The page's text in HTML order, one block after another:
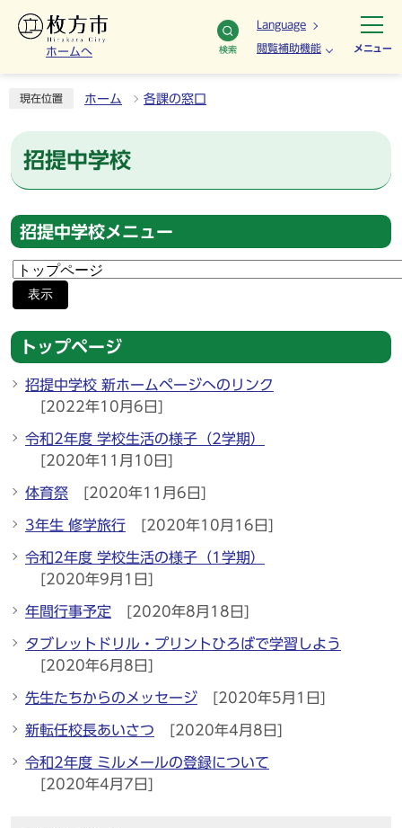
ホームへ 検索
Language
閲覧補助機能 メニュー
現在位置 ホーム 各課の窓口
招提中学校
招提中学校メニュー
表示
トップページ
招提中学校 新ホームページへのリンク
[2022年10月6日]
令和2年度 学校生活の様子（2学期）
[2020年11月10日]
体育祭 [2020年11月6日]
3年生 修学旅行 [2020年10月16日]
令和2年度 学校生活の様子（1学期）
[2020年9月1日]
年間行事予定 [2020年8月18日]
タブレットドリル・プリントひろばで学習しよう
[2020年6月8日]
先生たちからのメッセージ [2020年5月1日]
新転任校長あいさつ [2020年4月8日]
令和2年度 ミルメールの登録について
[2020年4月7日]